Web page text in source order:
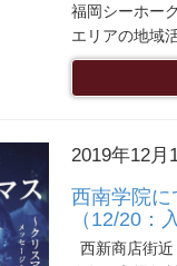
福岡シーホー
エリアの地域
2019年12月
西南学院
（12/20：
西新商店街近